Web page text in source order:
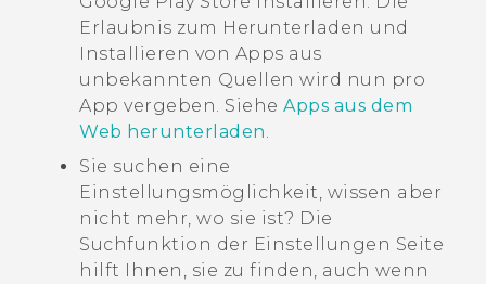
Erlaubnis zum Herunterladen und
Installieren von Apps aus
unbekannten Quellen wird nun pro
App vergeben. Siehe Apps aus dem
Web herunterladen
Sie suchen eine
Einstellungsmöglichkeit, wissen aber
nicht mehr, wo sie ist? Die
Suchfunktion der Einstellungen Seite
hilft Ihnen, sie zu finden, auch wenn